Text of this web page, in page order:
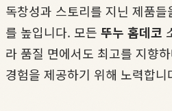
독창성과 스토리를 지닌 제품
를 높입니다. 모든 뚜누 홈데코
라 품질 면에서도 최고를 지향
경험을 제공하기 위해 노력합니